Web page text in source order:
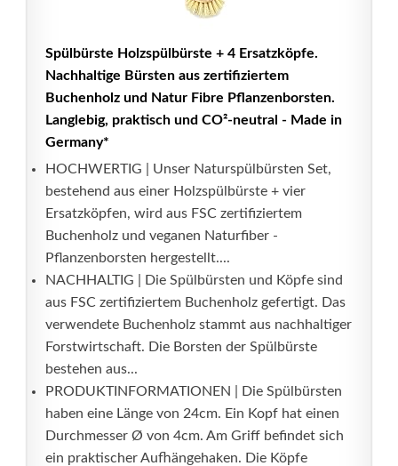
Spülbürste Holzspülbürste + 4 Ersatzköpfe.
Nachhaltige Bürsten aus zertifiziertem
Buchenholz und Natur Fibre Pflanzenborsten.
Langlebig, praktisch und CO²-neutral - Made in
Germany*
HOCHWERTIG | Unser Naturspülbürsten Set,
bestehend aus einer Holzspülbürste + vier
Ersatzköpfen, wird aus FSC zertifiziertem
Buchenholz und veganen Naturfiber -
Pflanzenborsten hergestellt....
NACHHALTIG | Die Spülbürsten und Köpfe sind
aus FSC zertifiziertem Buchenholz gefertigt. Das
verwendete Buchenholz stammt aus nachhaltiger
Forstwirtschaft. Die Borsten der Spülbürste
bestehen aus...
PRODUKTINFORMATIONEN | Die Spülbürsten
haben eine Länge von 24cm. Ein Kopf hat einen
Durchmesser Ø von 4cm. Am Griff befindet sich
ein praktischer Aufhängehaken. Die Köpfe